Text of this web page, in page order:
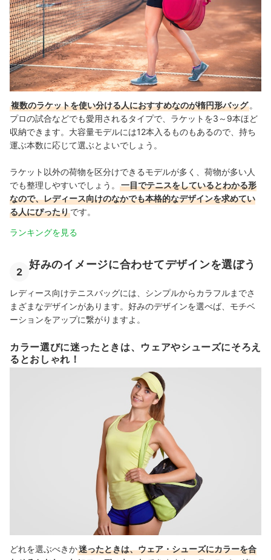
複数のラケットを使い分ける人におすすめなのが楕円形バッグ 。
プロの試合などでも愛用されるタイプで、ラケットを3～9本ほど
収納できます。大容量モデルには12本入るものもあるので、持ち
運ぶ本数に応じて選ぶとよいでしょう。
ラケット以外の荷物を区分けできるモデルが多く、荷物が多い人
でも整理しやすいでしょう。
一目でテニスをしているとわかる形
なので、レディース向けのなかでも本格的なデザインを求めてい
る人にぴったりです。
ランキングを見る
2
好みのイメージに合わせてデザインを選ぼう
レディース向けテニスバッグには、シンプルからカラフルまでさ
まざまなデザインがあります。好みのデザインを選べば、モチベ
ーションをアップに繋がりますよ。
カラー選びに迷ったときは、ウェアやシューズにそろえ
るとおしゃれ！
どれを選ぶべきか迷ったときは、ウェア・シューズにカラーを合